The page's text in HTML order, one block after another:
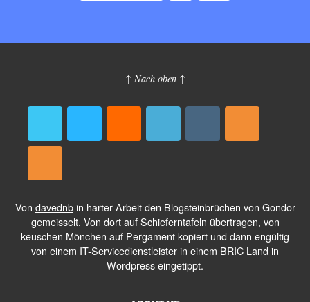
↑ Nach oben ↑
Von davednbin harter Arbeit den Blogsteinbrüchen von Gondor
gemeisselt. Von dort auf Schieferntafeln übertragen, von
keuschen Mönchen auf Pergament kopiert und dann engültig
von einem IT-Servicedienstleister in einem BRIC Land in
Wordpress eingetippt.